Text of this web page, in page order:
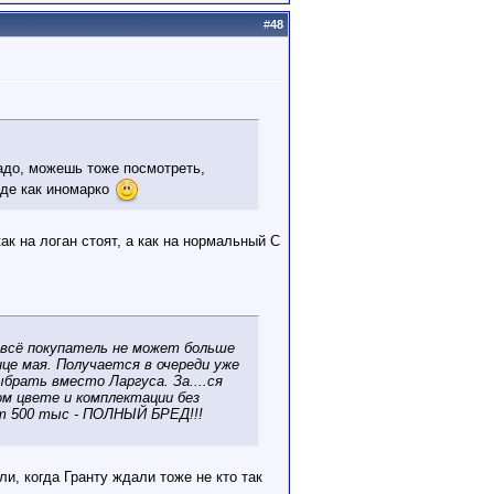
#48
можешь тоже посмотреть,
как иномарко
на логан стоят, а как на нормальный С
покупатель не может больше
мая. Получается в очереди уже
вместо Ларгуса. За....ся
цвете и комплектации без
от 500 тыс - ПОЛНЫЙ БРЕД!!!
когда Гранту ждали тоже не кто так